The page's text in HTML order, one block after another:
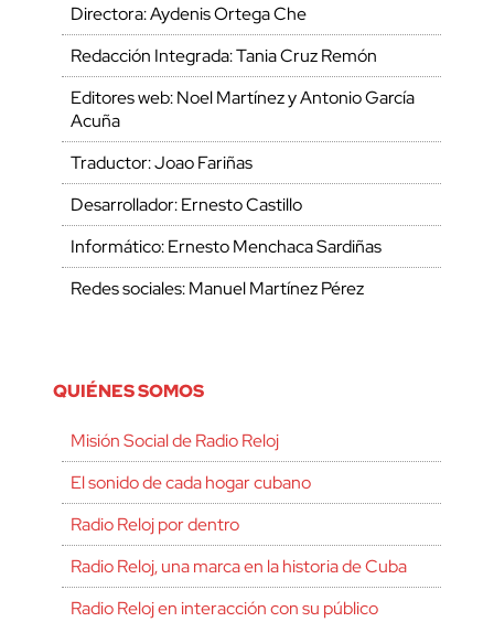
Directora: Aydenis Ortega Che
Redacción Integrada: Tania Cruz Remón
Editores web: Noel Martínez y Antonio García
Acuña
Traductor: Joao Fariñas
Desarrollador: Ernesto Castillo
Informático: Ernesto Menchaca Sardiñas
Redes sociales: Manuel Martínez Pérez
QUIÉNES SOMOS
Misión Social de Radio Reloj
El sonido de cada hogar cubano
Radio Reloj por dentro
Radio Reloj, una marca en la historia de Cuba
Radio Reloj en interacción con su público